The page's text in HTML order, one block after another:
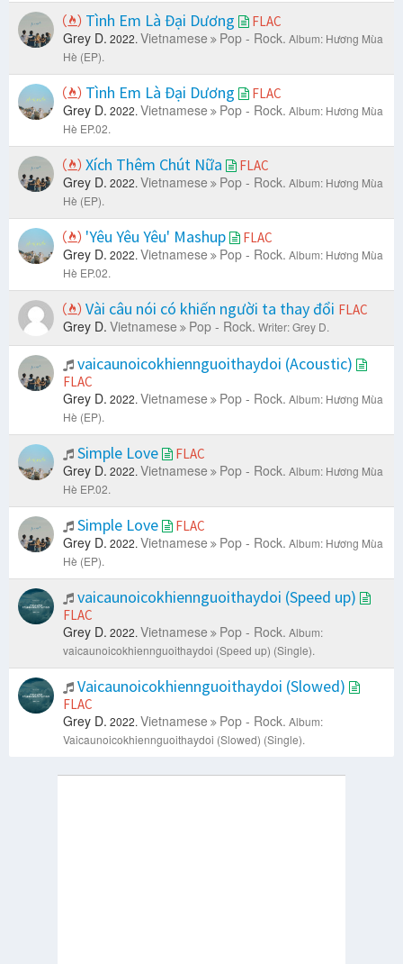
Tình Em Là Đại Dương FLAC
Grey D. 2022. Vietnamese Pop - Rock. Album: Hương Mùa
Hè (EP).
Tình Em Là Đại Dương FLAC
Grey D. 2022. Vietnamese Pop - Rock. Album: Hương Mùa
Hè EP.02.
Xích Thêm Chút Nữa FLAC
Grey D. 2022. Vietnamese Pop - Rock. Album: Hương Mùa
Hè (EP).
'Yêu Yêu Yêu' Mashup FLAC
Grey D. 2022. Vietnamese Pop - Rock. Album: Hương Mùa
Hè EP.02.
Vài câu nói có khiến người ta thay đổi FLAC
Grey D. Vietnamese Pop - Rock. Writer: Grey D.
vaicaunoicokhiennguoithaydoi (Acoustic)
FLAC
Grey D. 2022. Vietnamese Pop - Rock. Album: Hương Mùa
Hè (EP).
Simple Love FLAC
Grey D. 2022. Vietnamese Pop - Rock. Album: Hương Mùa
Hè EP.02.
Simple Love FLAC
Grey D. 2022. Vietnamese Pop - Rock. Album: Hương Mùa
Hè (EP).
vaicaunoicokhiennguoithaydoi (Speed up)
FLAC
Grey D. 2022. Vietnamese Pop - Rock. Album:
vaicaunoicokhiennguoithaydoi (Speed up) (Single).
Vaicaunoicokhiennguoithaydoi (Slowed)
FLAC
Grey D. 2022. Vietnamese Pop - Rock. Album:
Vaicaunoicokhiennguoithaydoi (Slowed) (Single).